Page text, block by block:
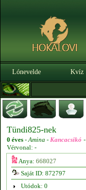
Lónevelde Kvíz
Tündi825-nek
0 éves -Amina - Kancacsikó -
Vérvonal: -
Anya: 668027
Saját ID: 872797
Utódok: 0